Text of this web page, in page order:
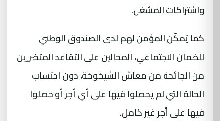
واشتراكات المشغل.
كما يُمكّن المؤمن لهم لدى الصندوق الوطني
للضمان الاجتماعي، المحالين على التقاعد المتضررين
من الجائحة من معاش الشيخوخة، دون احتساب
الحالة التي لم يحصلوا فيها على أي أجر أو حصلوا
فيها على أجر غير كامل.